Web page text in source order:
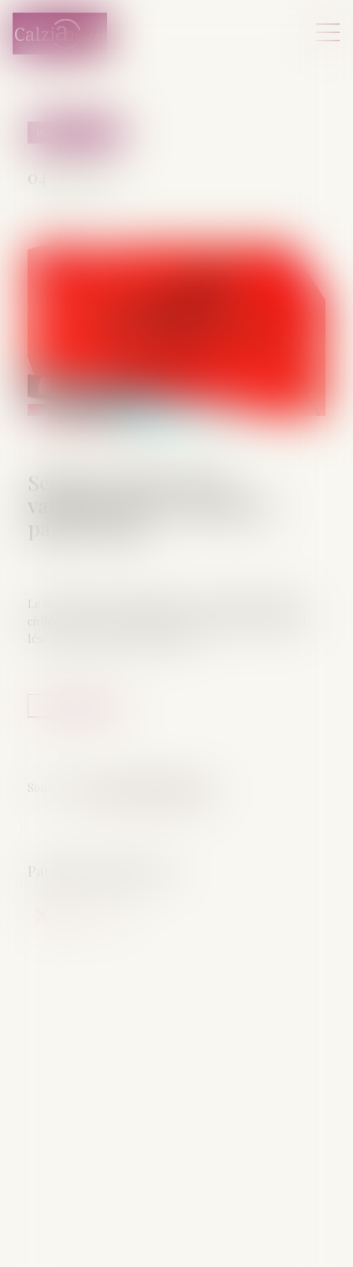
Seule la victime peut
valablement se constituer
partie civile !
04/07/2025
Source :
Le droit de porter plainte et de se constituer partie
civile est réservé à la seule personne qui se prétend